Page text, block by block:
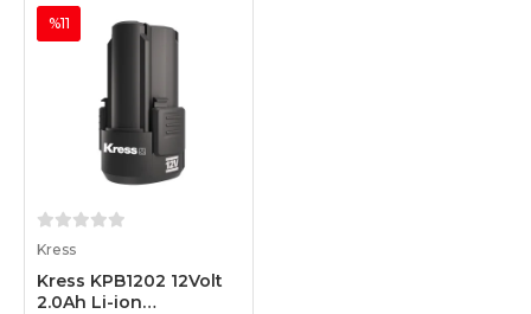
Kress
Kress KPB1202 12Volt
2.0Ah Li-ion
%11